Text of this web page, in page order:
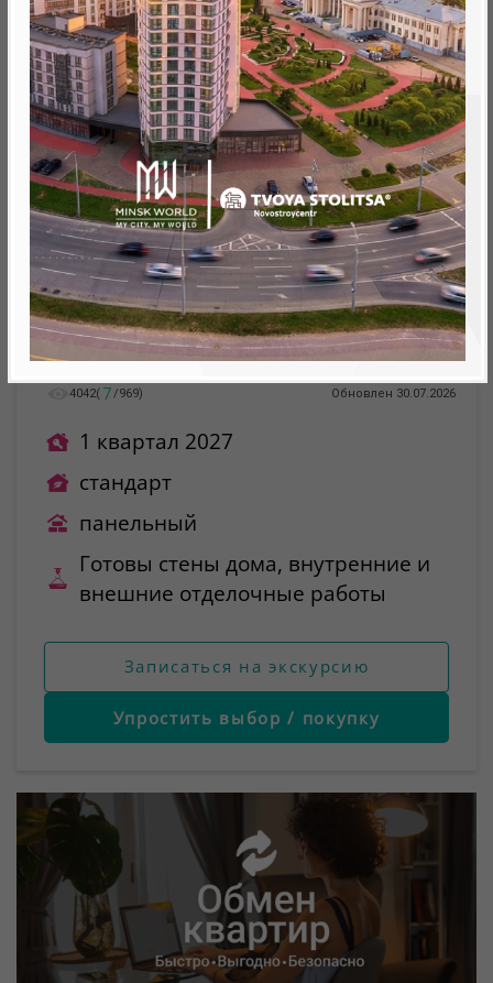
Минск, Первомайский, д. Копище
4042( 7/969) Обновлен 30.07.2026
1 квартал 2027
стандарт
панельный
Готовы стены дома, внутренние и
внешние отделочные работы
Записаться на экскурсию
Упростить выбор / покупку